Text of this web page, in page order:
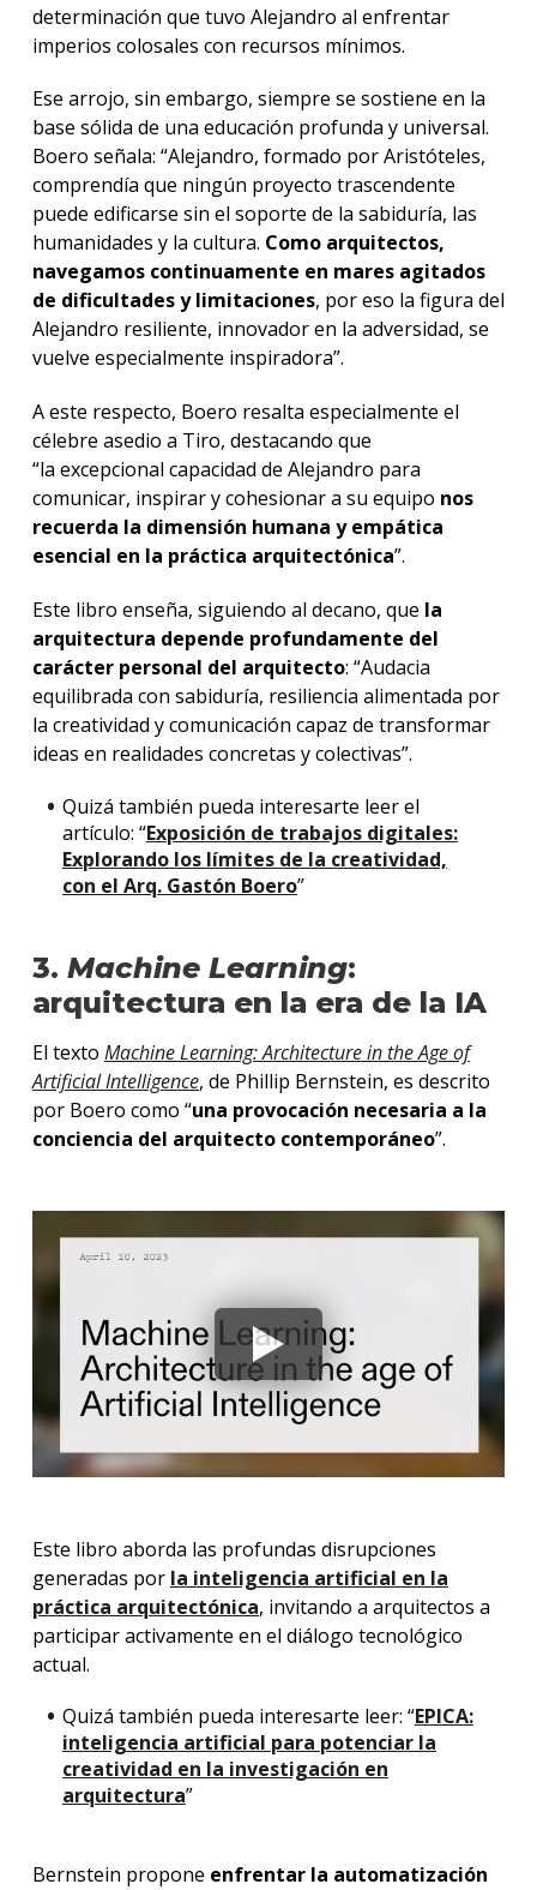
determinación que tuvo Alejandro al enfrentar
imperios colosales con recursos mínimos.
Ese arrojo, sin embargo, siempre se sostiene en la
base sólida de una educación profunda y universal.
Boero señala: “Alejandro, formado por Aristóteles,
comprendía que ningún proyecto trascendente
puede edificarse sin el soporte de la sabiduría, las
humanidades y la cultura. Como arquitectos,
navegamos continuamente en mares agitados
de dificultades y limitaciones, por eso la figura del
Alejandro resiliente, innovador en la adversidad, se
vuelve especialmente inspiradora”.
A este respecto, Boero resalta especialmente el
célebre asedio a Tiro, destacando que
“la excepcional capacidad de Alejandro para
comunicar, inspirar y cohesionar a su equipo nos
recuerda la dimensión humana y empática
esencial en la práctica arquitectónica”.
Este libro enseña, siguiendo al decano, que la
arquitectura depende profundamente del
carácter personal del arquitecto: “Audacia
equilibrada con sabiduría, resiliencia alimentada por
la creatividad y comunicación capaz de transformar
ideas en realidades concretas y colectivas”.
Quizá también pueda interesarte leer el
artículo: “Exposición de trabajos digitales:
Explorando los límites de la creatividad,
con el Arq. Gastón Boero”
3. Machine Learning:
arquitectura en la era de la IA
El texto Machine Learning: Architecture in the Age of
Artificial Intelligence, de Phillip Bernstein, es descrito
por Boero como “una provocación necesaria a la
conciencia del arquitecto contemporáneo”.
Este libro aborda las profundas disrupciones
generadas por la inteligencia artificial en la
práctica arquitectónica, invitando a arquitectos a
participar activamente en el diálogo tecnológico
actual.
Quizá también pueda interesarte leer: “EPICA:
inteligencia artificial para potenciar la
creatividad en la investigación en
arquitectura”
Bernstein propone enfrentar la automatización